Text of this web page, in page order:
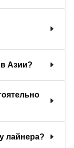
Азии?
лайнера?